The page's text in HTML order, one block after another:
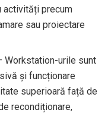
activități precum
sau proiectare
Workstation-urile sunt
și funcționare
superioară față de
recondiționare,